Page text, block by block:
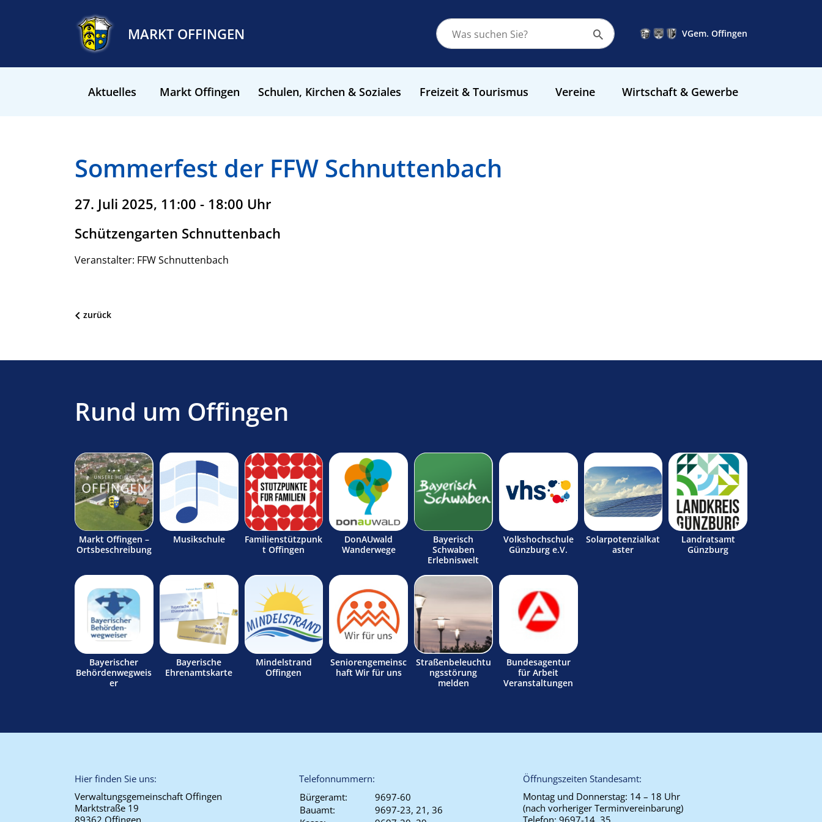
MARKT OFFINGEN VGem. Offingen
Aktuelles Markt Offingen Schulen, Kirchen & Soziales Freizeit & Tourismus Vereine Wirtschaft & Gewerbe
Sommerfest der FFW Schnuttenbach
27. Juli 2025, 11:00 - 18:00 Uhr
Schützengarten Schnuttenbach
Veranstalter: FFW Schnuttenbach
zurück
Rund um Offingen
Markt Offingen –
Ortsbeschreibung
Musikschule
Familienstützpunk
t Offingen
DonAUwald
Wanderwege
Bayerisch
Schwaben
Erlebniswelt
Volkshochschule
Günzburg e.V.
Solarpotenzialkat
aster
Landratsamt
Günzburg
Bayerischer
Behördenwegweis
er
Bayerische
Ehrenamtskarte
Mindelstrand
Offingen
Seniorengemeinsc
haft Wir für uns
Straßenbeleuchtu
ngsstörung
melden
Bundesagentur
für Arbeit
Veranstaltungen
Hier finden Sie uns:
Verwaltungsgemeinschaft Offingen
Marktstraße 19
89362 Offingen
Telefonnummern:
Bürgeramt:
9697-60
Bauamt:
9697-23, 21, 36
Öffnungszeiten Standesamt:
Montag und Donnerstag: 14 – 18 Uhr
(nach vorheriger Terminvereinbarung)
Telefon:9697-14, 35